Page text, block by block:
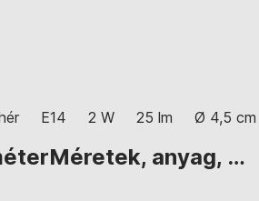
E14 2 W 25 lm Ø 4,5 cm
Méretek, anyag, …